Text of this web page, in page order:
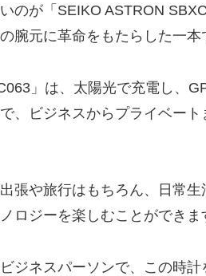
のが「SEIKO ASTRON
腕元に革命をもたらした一本
」は、太陽光で充電し、
、ビジネスからプライベー
張や旅行はもちろん、日常
ロジーを楽しむことができま
ジネスパーソンで、この時